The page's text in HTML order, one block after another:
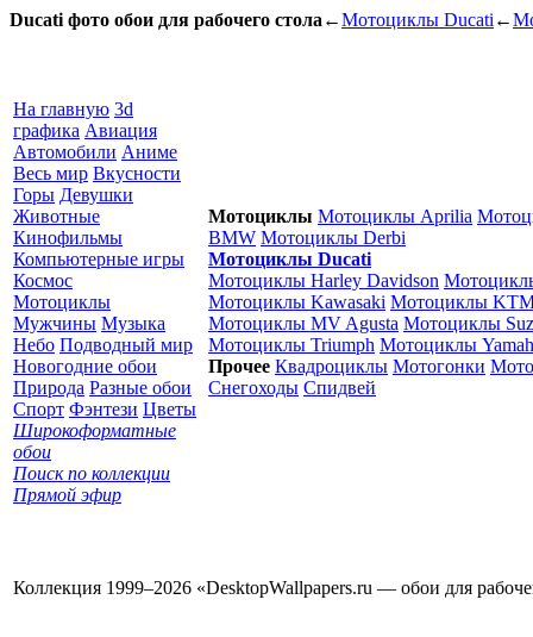
Ducati фото обои для рабочего стола ←Мотоциклы Ducati ←
На главную 3d
графика Авиация
Автомобили Аниме
Весь мир Вкусности
Горы Девушки
Животные
Кинофильмы
Компьютерные игры
Космос
Мотоциклы
Мужчины Музыка
Небо Подводный мир
Новогодние обои
Природа Разные обои
Спорт Фэнтези Цветы
Широкоформатные
обои
Поиск по коллекции
Прямой эфир
Мотоциклы Мотоциклы Aprilia
BMW Мотоциклы Derbi
Мотоциклы Ducati
Мотоциклы Harley Davidson
Мотоциклы Kawasaki Мотоциклы
Мотоциклы MV Agusta Мотоциклы
Мотоциклы Triumph Мотоциклы
Прочее Квадроциклы Мотогонки
Снегоходы Спидвей
Коллекция 1999–2026 «DesktopWallpapers.ru — обои для